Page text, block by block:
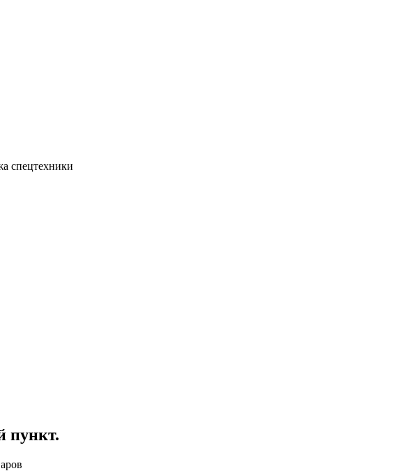
спецтехники
пункт.